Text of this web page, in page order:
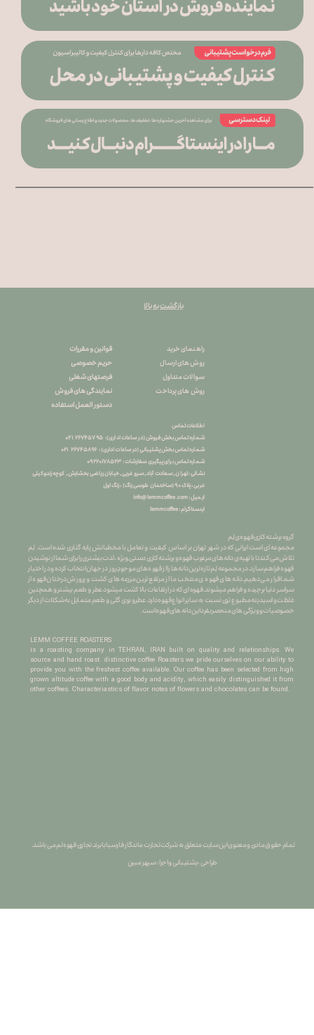
گروه برشته کاری قهوه ی لِم
​​​​​​​مجموعه ای است ایرانی که در شهر تهران بر اساس کیفیت و تعامل با مخطبانش پایه گذاری شده است. لِم
تلاش می کند تا با تهیه ی دانه های مرغوب قهوه و برشته کاری دستی ِ ویژه ، لذت بیشتری را برای شما از نوشیدن
قهوه فراهم سازد.در مجموعه لِم تازه ترین دانه ها را از قهوه های موجودِ روز در جهان انتخاب کرده و در اختیار
شما قرار می دهیم.دانه های قهوه ی منتخب ما از مرتفع ترین مزرعه های کشت و پرورش درختان قهوه از
سراسر دنیا برچیده و فراهم میشوند.قهوه ای که در ارتفاعات بالا کشت میشود عطر و طعم بیشتر و همچنین
غلظت و اسیدیته مطبوع تری نسبت به سایر انواع قهوه دارد.عطرو بوی گلی و طعم متمایل به شکلات از دیگر
خصوصیات و ویژگی های منحصربفرد این دانه های قهوه است.
LEMM COFFEE ROASTERS
is a roasting company in TEHRAN, IRAN built on quality and relationships. We
source and hand roast distinctive coffee Roasters we pride ourselves on our ability to
provide you with the freshest coffee available. Our coffee has been selected from high
grown altitude coffee with a good body and acidity, which easily distinguished it from
other coffees. Characteriastics of flavor notes of flowers and chocolates can be found.
تمام حقوق مادی و معنوی این سایت متعلق به شرکت تجارت ماندگار فارسیا با برند تجاری قهوه لم می باشد.
طراحی ، پشتیبانی و اجرا : سپهر مبین
راهنمای خرید
روش های ارسال
سوالات متداول
روش های پرداخت
قوانین و مقررات
حریم خصوصی
فرصتهای شغلی
نمایندگی های فروش
دستور العمل استفاده
اطلاعات تماس
شماره تماس بخش فروش (در ساعات اداری): ۲۶۷۴۵۷۹۵ ۰۲۱
شماره تماس بخش پشتیبانی (در ساعات اداری) : ۲۶۷۴۵۸۹۶ ۰۲۱
شماره تماس برای پیگیری سفارشات : ۰۹۲۲۰۱۷۸۵۲۳
نشانی : تهران , سعادت آباد , سرو غربی , خیابان ریاضی بخشایش , کوچه زندوکیلی
غربی ، پلاک ۹۰ (ساختمان طوسی رنگ) ، زنگ اول
info@lemmcoffee.com : ایمیل
lemmcoffee : اینستاگرام
بازگشت به بالا